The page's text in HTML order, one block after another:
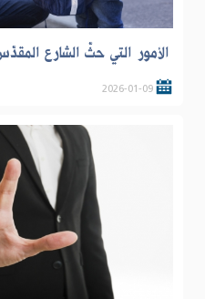
الأمور التي حثّ الشارع
2026-01-09